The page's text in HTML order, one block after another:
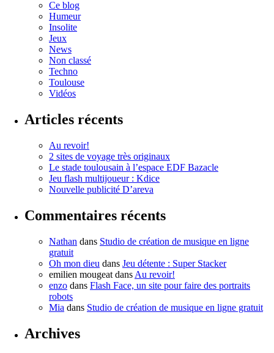
Ce blog
Humeur
Insolite
Jeux
News
Non classé
Techno
Toulouse
Vidéos
Articles récents
Au revoir!
2 sites de voyage très originaux
Le stade toulousain à l’espace EDF Bazacle
Jeu flash multijoueur : Kdice
Nouvelle publicité D’areva
Commentaires récents
Nathan dans Studio de création de musique en ligne
gratuit
Oh mon dieu dans Jeu détente : Super Stacker
emilien mougeat dans Au revoir!
enzo dans Flash Face, un site pour faire des portraits
robots
Mia dans Studio de création de musique en ligne gratuit
Archives